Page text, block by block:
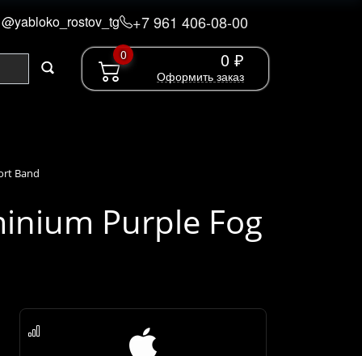
@yabloko_rostov_tg +7 961 406-08-00
0 0 ₽
Оформить заказ
Band
Purple Fog